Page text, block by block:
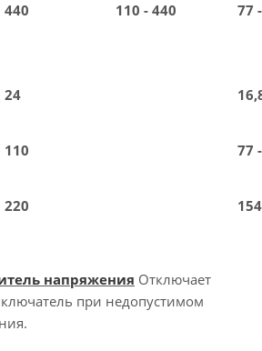
440 110 - 440 77
24
110 77
220
напряжения Отключает
при недопустимом